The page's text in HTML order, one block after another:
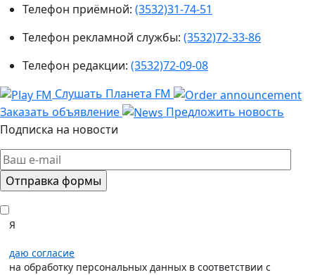
Телефон приёмной: (3532)31-74-51
Телефон рекламной службы: (3532)72-33-86
Телефон редакции: (3532)72-09-08
Слушать Планета FM
Заказать объявление
Предложить новость
Подписка на новости
Я
даю согласие
на обработку персональных данных в соответствии с